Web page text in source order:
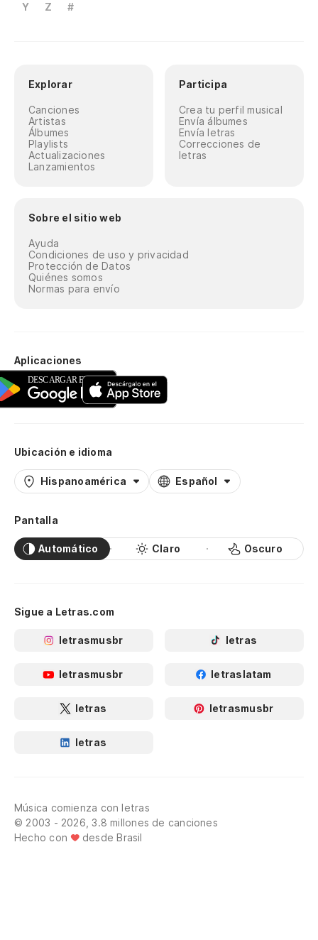
Y
Z #
Explorar
Canciones
Artistas
Álbumes
Playlists
Actualizaciones
Lanzamientos
Participa
Crea tu perfil musical
Envía álbumes
Envía letras
Correcciones de
letras
Sobre el sitio web
Ayuda
Condiciones de uso y privacidad
Protección de Datos
Quiénes somos
Normas para envío
Aplicaciones
Ubicación e idioma
Hispanoamérica Español
Pantalla
Automático Claro Oscuro
Sigue a Letras.com
letrasmusbr letras
letrasmusbr letraslatam
letras letrasmusbr
letras
Música comienza con letras
© 2003 - 2026, 3.8 millones de canciones
Hecho con
desde Brasil